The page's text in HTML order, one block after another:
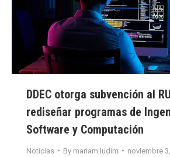
DDEC otorga subvención al
rediseñar programas de
Software y Computación
Noticias By mariam.ludim noviembre